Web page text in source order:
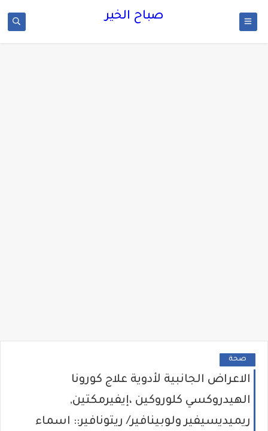
صباح الخير
صحة
الاعراض الجانبية لأدوية علاج كورونا
الهيدروكسي كلوروكين ،إيفيرمكتين,
ريميديسيفير ولوبينافير/ ريتونافير:: اسماء